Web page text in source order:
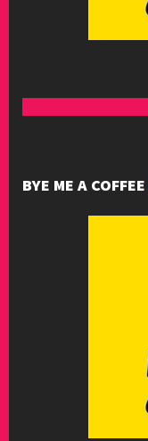
BYE ME A COFFEE